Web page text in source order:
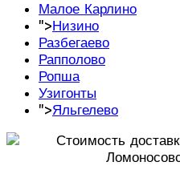
Малое Карлино
">Низино
Разбегаево
Рапполово
Ропша
Узигонты
">Яльгелево